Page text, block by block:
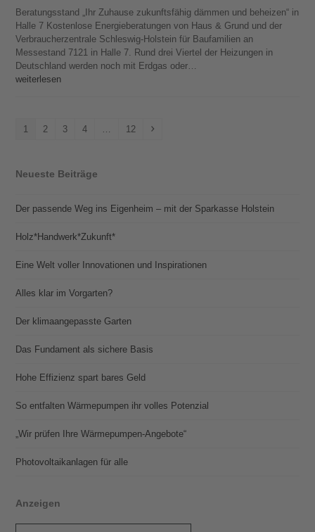
Beratungsstand „Ihr Zuhause zukunfts­fähig dämmen und beheizen“ in
Halle 7 Kostenlose Energieberatungen von Haus & Grund und der
Verbraucherzentrale Schleswig-Holstein für Baufamilien an
Messestand 7121 in Halle 7. Rund drei Viertel der Heizungen in
Deutschland werden noch mit Erdgas oder…
weiterlesen
Seite
1 Seite
2 Seite
3 Seite
4 Seite
12
Neueste Beiträge
Der passende Weg ins Eigenheim – mit der Sparkasse Holstein
Holz*Handwerk*Zukunft*
Eine Welt voller Innovationen und Inspirationen
Alles klar im Vorgarten?
Der klimaangepasste Garten
Das Fundament als sichere Basis
Hohe Effizienz spart bares Geld
So entfalten Wärmepumpen ihr volles Potenzial
„Wir prüfen Ihre Wärmepumpen-Angebote“
Photovoltaik­­anlagen für alle
Anzeigen